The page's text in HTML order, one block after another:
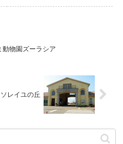
動物園ズーラシア
レイユの丘